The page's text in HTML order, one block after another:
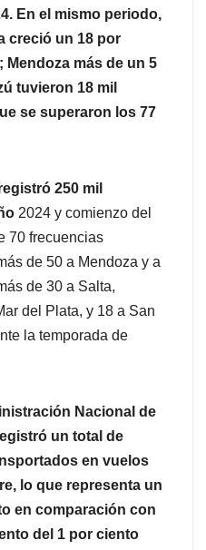
En el mismo periodo,
creció un 18 por
Mendoza más de un 5
tuvieron 18 mil
se superaron los 77
250 mil
2024 y comienzo del
70 frecuencias
de 50 a Mendoza y a
de 30 a Salta,
del Plata, y 18 a San
la temporada de
Nacional de
un total de
en vuelos
lo que representa un
en comparación con
del 1 por ciento